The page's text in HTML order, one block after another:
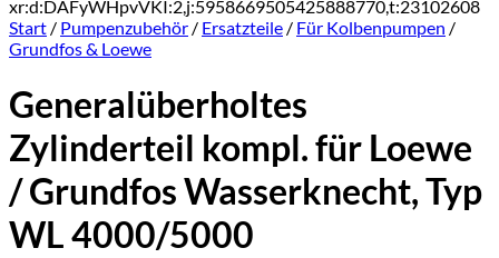
Start / Pumpenzubehör / Ersatzteile / Für Kolbenpumpen /
Grundfos & Loewe
Generalüberholtes
Zylinderteil kompl. für Loewe
/ Grundfos Wasserknecht, Typ
WL 4000/5000